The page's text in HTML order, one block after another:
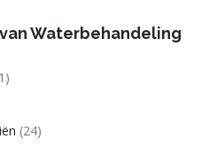
Waterbehandeling
(24)